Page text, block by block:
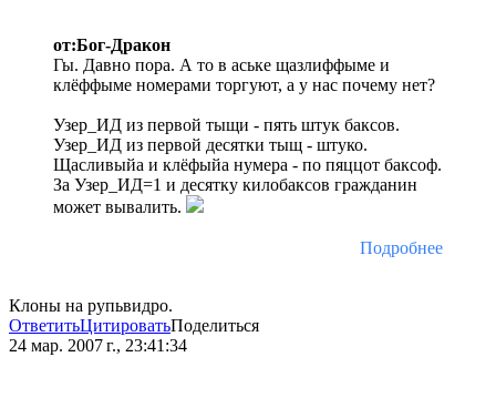
от:Бог-Дракон
Гы. Давно пора. А то в аське щазлиффыме и
клёффыме номерами торгуют, а у нас почему нет?
Узер_ИД из первой тыщи - пять штук баксов.
Узер_ИД из первой десятки тыщ - штуко.
Щасливыйа и клёфыйа нумера - по пяццот баксоф.
За Узер_ИД=1 и десятку килобаксов гражданин
может вывалить.
Подробнее
Клоны на рупьвидро.
ОтветитьЦитироватьПоделиться
24 мар. 2007 г., 23:41:34